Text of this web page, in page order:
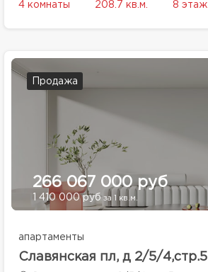
4 комнаты 208.7 кв.м. 8 этаж
Продажа
266 067 000 руб
1 410 000 рубза 1 кв.м.
апартаменты
Славянская пл, д 2/5/4,стр.5